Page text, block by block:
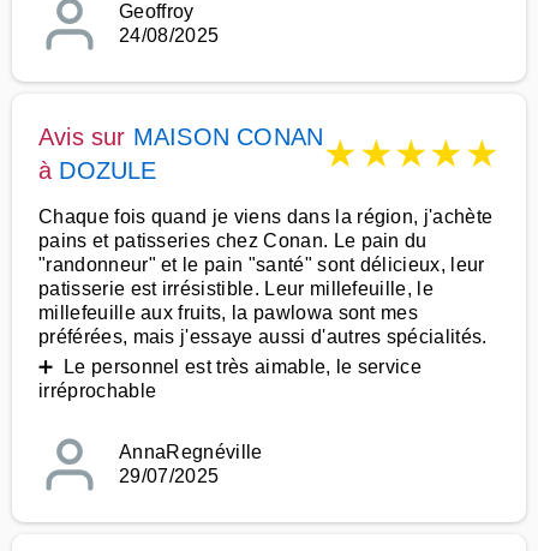
Geoffroy
24/08/2025
Avis sur MAISON CONAN
à DOZULE ★★★★★
Chaque fois quand je viens dans la région, j'achète
pains et patisseries chez Conan. Le pain du
"randonneur" et le pain "santé" sont délicieux, leur
patisserie est irrésistible. Leur millefeuille, le
millefeuille aux fruits, la pawlowa sont mes
préférées, mais j'essaye aussi d'autres spécialités.
➕ Le personnel est très aimable, le service
irréprochable
AnnaRegnéville
29/07/2025